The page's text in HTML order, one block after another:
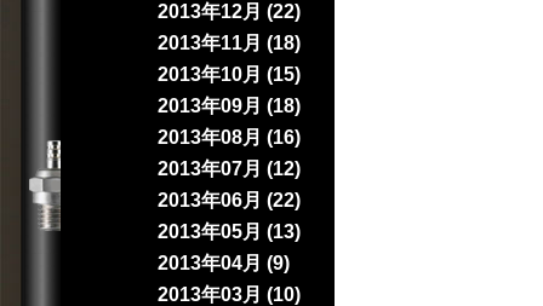
2013年12月 (22)
2013年11月 (18)
2013年10月 (15)
2013年09月 (18)
2013年08月 (16)
2013年07月 (12)
2013年06月 (22)
2013年05月 (13)
2013年04月 (9)
2013年03月 (10)